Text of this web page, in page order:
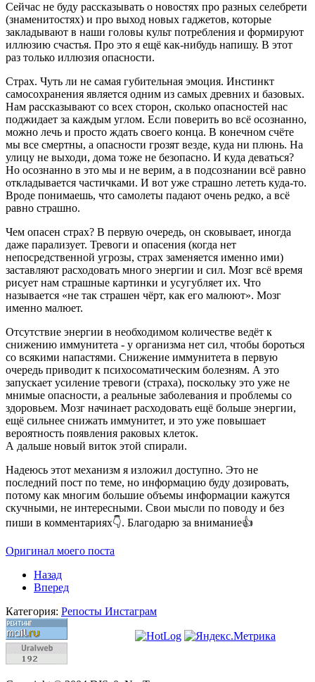
Сейчас не буду рассказывать о новостях про разных селебрети
(знаменитостях) и про выход новых гаджетов, которые
закладывают в наши головы культ потребления и формируют
иллюзию счастья. Про это я ещё как-нибудь напишу. В этот
раз только иллюзия опасности.
Страх. Чуть ли не самая губительная эмоция. Инстинкт
самосохранения является одним из самых древних и базовых.
Нам рассказывают со всех сторон, сколько опасностей нас
поджидает за каждым углом. Если поверить во всё осознанно,
можно лечь и просто ждать своего конца. В конечном счёте
мы все смертны, а опасности грозят везде, куда ни плюнь. На
улицу не выходи, дома тоже не безопасно. И куда деваться?
Но осознанно в это мы и не верим, а в подсознании всё равно
откладывается частичками. И вот уже страшно лететь куда-то.
Вроде понимаешь, что самолеты падают очень редко, а всё
равно страшно.
Чем опасен страх? В первую очередь, он сковывает, иногда
даже парализует. Тревоги и опасения (когда нет
непосредственной угрозы, страх заменяется именно ими)
заставляют расходовать много энергии и сил. Мозг всё время
рисует нам страшные картинки и усугубляет их. Что
называется «не так страшен чёрт, как его малюют». Мозг
именно малюет.
Отсутствие энергии в необходимом количестве ведёт к
снижению иммунитета - у организма нет сил, чтобы бороться
со всякими напастями. Снижение иммунитета в первую
очередь приводит к психосоматическим болезням. А это
запускает усиление тревоги (страха), поскольку это уже не
мнимые опасности, а реальные заболевания и проблемы со
здоровьем. Мозг начинает расходовать ещё больше энергии,
ещё сильнее снижать иммунитет, и это уже повышает
вероятность появления раковых клеток.
А дальше новый виток этой спирали.
Надеюсь этот механизм я изложил доступно. Это не
последний пост по теме, но информацию буду дозировать,
потому как многим большие объемы информации кажутся
скучными, не интересными. Свои мысли по поводу и без
пиши в комментариях👇. Благодарю за внимание👍
Оригинал моего поста
Назад
Вперед
Категория: Репосты Инстаграм